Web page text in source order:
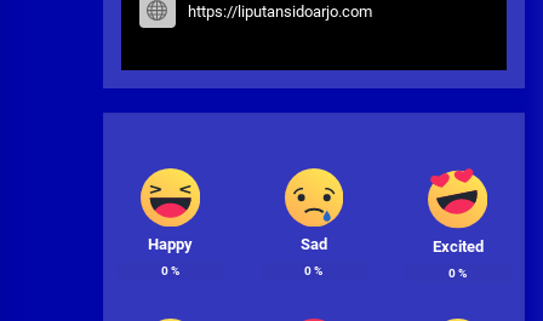
https://liputansidoarjo.com
Happy
0%
Sad
0%
Excited
0%